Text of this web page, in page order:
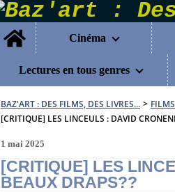
Home
Cinéma
Lectures en tous genres
BAZ'ART : DES FILMS, DES LIVRES... >
[CRITIQUE] LES LINCEULS : DAVID
1 mai 2025
[CRITIQUE] LES
BEAUX DRAPS??